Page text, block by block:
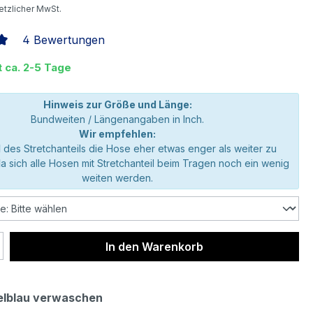
MwSt.
4 Bewertungen
2-5 Tage
Hinweis zur Größe und Länge:
Bundweiten / Längenangaben in Inch.
Wir empfehlen:
des Stretchanteils die Hose eher etwas enger als weiter zu
sich alle Hosen mit Stretchanteil beim Tragen noch ein wenig
weiten werden.
Anzahl: Gib den gewünschten Wert
In den Warenkorb
verwaschen